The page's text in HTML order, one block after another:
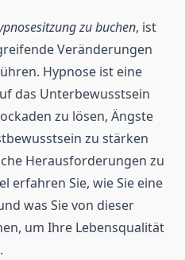
zu buchen, ist
Veränderungen
Hypnose ist eine
das Unterbewusstsein
zu lösen, Ängste
zu stärken
Herausforderungen zu
erfahren Sie, wie Sie eine
was Sie von dieser
um Ihre Lebensqualität